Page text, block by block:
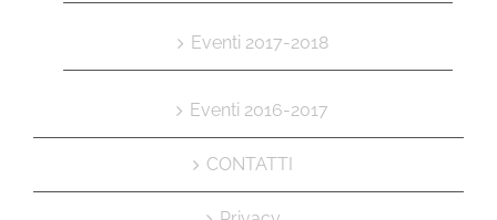
Eventi 2017-2018
Eventi 2016-2017
CONTATTI